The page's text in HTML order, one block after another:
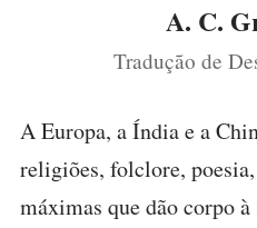
A. C.
Tradução de
A Europa, a Índia e a
religiões, folclore, poesia,
máximas que dão corpo